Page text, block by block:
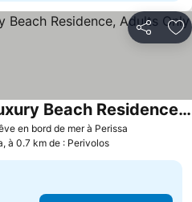
Partager
en bord de mer à Perissa
Anastasia Princess Luxury Beach Residence, Adults Only
à 0.7 km de : Perivolos